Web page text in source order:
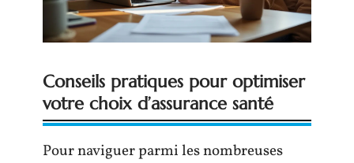
Conseils pratiques pour optimiser
votre choix d’assurance santé
Pour naviguer parmi les nombreuses